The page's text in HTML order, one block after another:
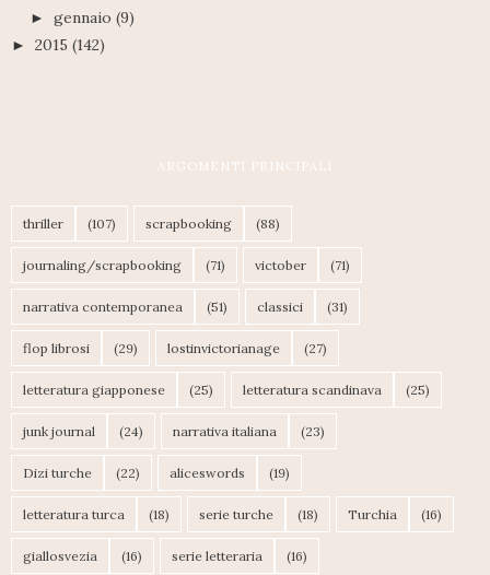
► gennaio (9)
► 2015 (142)
ARGOMENTI PRINCIPALI
thriller (107) scrapbooking (88)
journaling/scrapbooking (71) victober (71)
narrativa contemporanea (51) classici (31)
flop librosi (29) lostinvictorianage (27)
letteratura giapponese (25) letteratura scandinava (25)
junk journal (24) narrativa italiana (23)
Dizi turche (22) aliceswords (19)
letteratura turca (18) serie turche (18) Turchia (16)
giallosvezia (16) serie letteraria (16)